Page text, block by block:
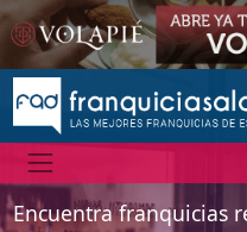
Encuentra franquicias